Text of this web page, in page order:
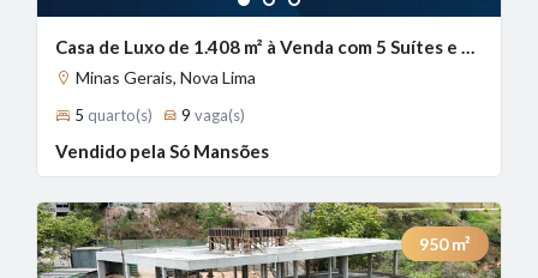
1 2 3
Casa de Luxo de 1.408 m² à Venda com 5 Suítes e Vista Definitiva no Vale dos Cristais, Nova Lima - MG
Minas Gerais, Nova Lima
5 quarto(s) 9 vaga(s)
Vendido pela Só Mansões
950m²